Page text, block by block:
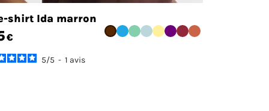
shirt Ida marron
€
5/5 - 1 avis